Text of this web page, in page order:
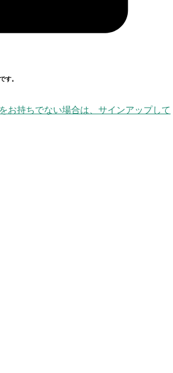
す。
お持ちでない場合は、サインアップして